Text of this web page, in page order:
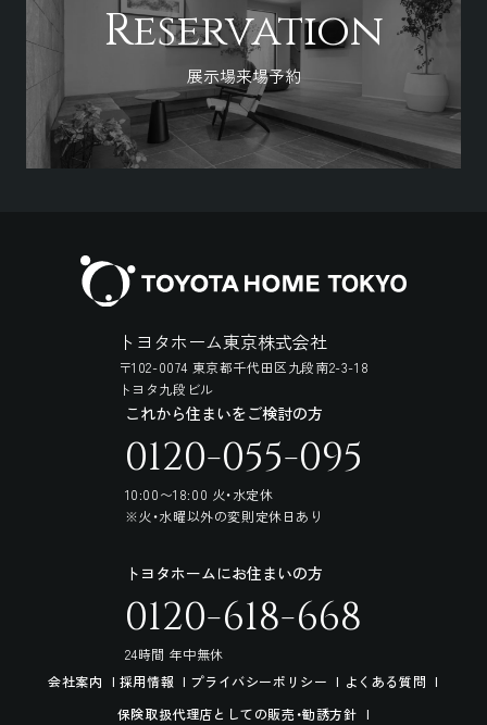
Reservation
展示場来場予約
トヨタホーム東京株式会社
〒102-0074 東京都千代田区九段南2-3-18
トヨタ九段ビル
これから住まいをご検討の方
0120-055-095
10:00〜18:00 火・水定休
※火・水曜以外の変則定休日あり
トヨタホームにお住まいの方
0120-618-668
24時間 年中無休
会社案内
採用情報 プライバシーポリシー
よくある質問
保険取扱代理店としての販売・勧誘方針